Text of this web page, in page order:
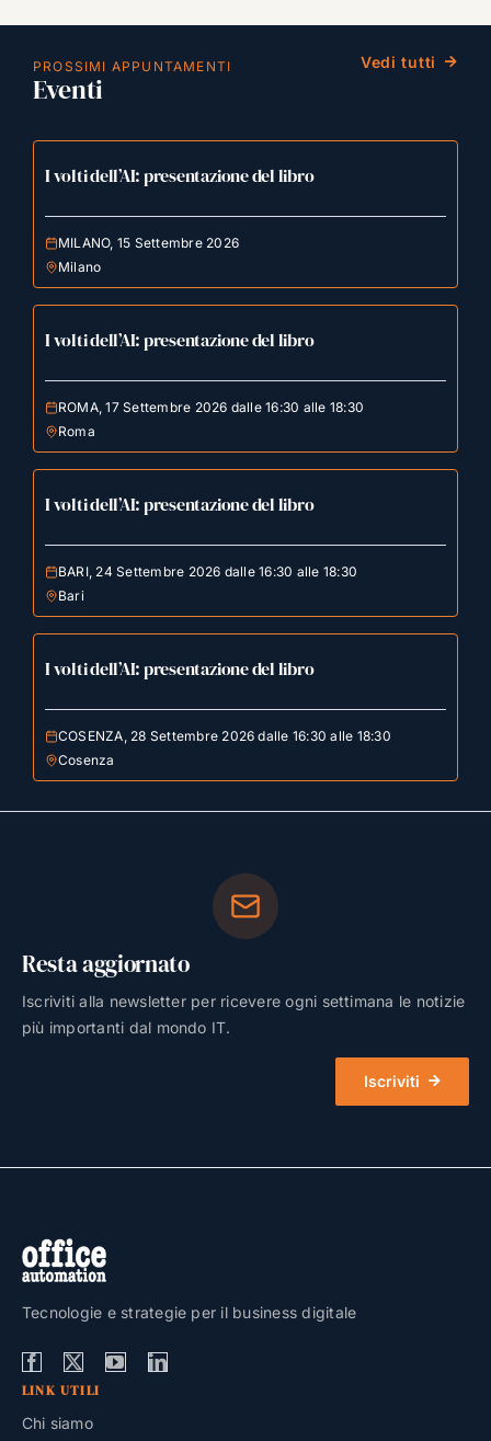
PROSSIMI APPUNTAMENTI
Eventi
Vedi tutti
I volti dell’AI: presentazione del libro
MILANO, 15 Settembre 2026
Milano
I volti dell’AI: presentazione del libro
ROMA, 17 Settembre 2026 dalle 16:30 alle 18:30
Roma
I volti dell’AI: presentazione del libro
BARI, 24 Settembre 2026 dalle 16:30 alle 18:30
Bari
I volti dell’AI: presentazione del libro
COSENZA, 28 Settembre 2026 dalle 16:30 alle 18:30
Cosenza
Resta aggiornato
Iscriviti alla newsletter per ricevere ogni settimana le notizie
più importanti dal mondo IT.
Iscriviti
Tecnologie e strategie per il business digitale
LINK UTILI
Chi siamo